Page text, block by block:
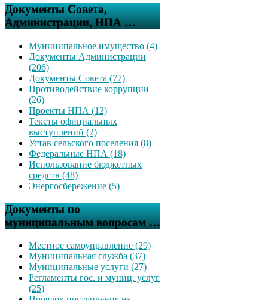
Документы Совета,
Администрации, НПА …
Муниципальное имущество (4)
Документы Администрации
(206)
Документы Совета (77)
Противодействие коррупции
(26)
Проекты НПА (12)
Тексты официальных
выступлений (2)
Устав сельского поселения (8)
Федеральные НПА (18)
Использование бюджетных
средств (48)
Энергосбережение (5)
Документы по
муниципальным вопросам …
Местное самоуправление (29)
Муниципальная служба (37)
Муниципальные услуги (27)
Регламенты гос. и муниц. услуг
(25)